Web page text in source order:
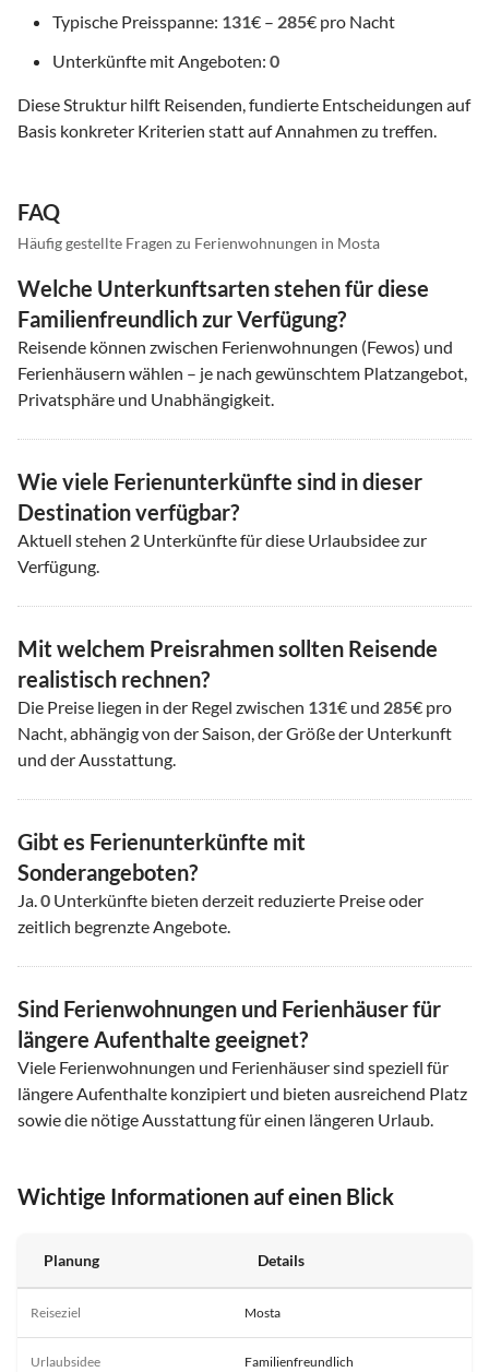
Typische Preisspanne: 131€ – 285€ pro Nacht
Unterkünfte mit Angeboten: 0
Diese Struktur hilft Reisenden, fundierte Entscheidungen auf
Basis konkreter Kriterien statt auf Annahmen zu treffen.
FAQ
Häufig gestellte Fragen zu Ferienwohnungen in Mosta
Welche Unterkunftsarten stehen für diese
Familienfreundlich zur Verfügung?
Reisende können zwischen Ferienwohnungen (Fewos) und
Ferienhäusern wählen – je nach gewünschtem Platzangebot,
Privatsphäre und Unabhängigkeit.
Wie viele Ferienunterkünfte sind in dieser
Destination verfügbar?
Aktuell stehen 2 Unterkünfte für diese Urlaubsidee zur
Verfügung.
Mit welchem Preisrahmen sollten Reisende
realistisch rechnen?
Die Preise liegen in der Regel zwischen 131€ und 285€ pro
Nacht, abhängig von der Saison, der Größe der Unterkunft
und der Ausstattung.
Gibt es Ferienunterkünfte mit
Sonderangeboten?
Ja.0 Unterkünfte bieten derzeit reduzierte Preise oder
zeitlich begrenzte Angebote.
Sind Ferienwohnungen und Ferienhäuser für
längere Aufenthalte geeignet?
Viele Ferienwohnungen und Ferienhäuser sind speziell für
längere Aufenthalte konzipiert und bieten ausreichend Platz
sowie die nötige Ausstattung für einen längeren Urlaub.
Wichtige Informationen auf einen Blick
Planung Details
Reiseziel Mosta
Urlaubsidee Familienfreundlich